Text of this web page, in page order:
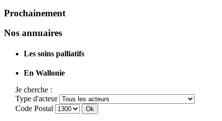
Prochainement
Nos annuaires
Les soins palliatifs
En Wallonie
Je cherche :
Type d'acteur
Code Postal